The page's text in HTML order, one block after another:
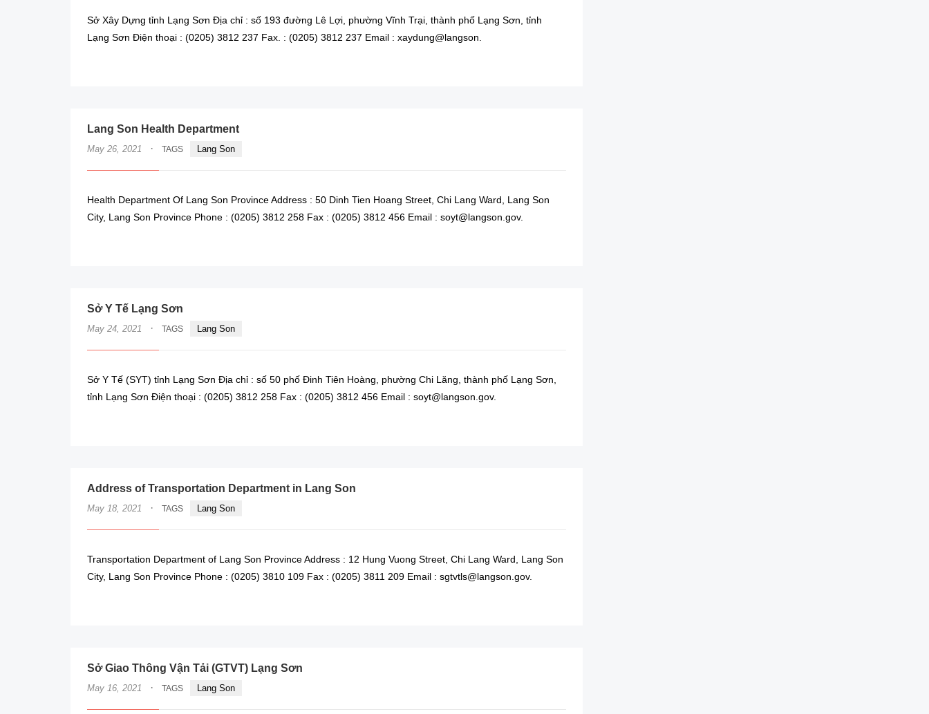
Sở Xây Dựng tỉnh Lạng Sơn Địa chỉ : số 193 đường Lê Lợi, phường Vĩnh Trại, thành phố Lạng Sơn, tỉnh
Lạng Sơn Điện thoại : (0205) 3812 237 Fax. : (0205) 3812 237 Email : xaydung@langson.
Lang Son Health Department
May 26, 2021 · TAGS Lang Son
Health Department Of Lang Son Province Address : 50 Dinh Tien Hoang Street, Chi Lang Ward, Lang Son
City, Lang Son Province Phone : (0205) 3812 258 Fax : (0205) 3812 456 Email : soyt@langson.gov.
Sở Y Tế Lạng Sơn
May 24, 2021 · TAGS Lang Son
Sở Y Tế (SYT) tỉnh Lạng Sơn Địa chỉ : số 50 phố Đinh Tiên Hoàng, phường Chi Lăng, thành phố Lạng Sơn,
tỉnh Lạng Sơn Điện thoại : (0205) 3812 258 Fax : (0205) 3812 456 Email : soyt@langson.gov.
Address of Transportation Department in Lang Son
May 18, 2021 · TAGS Lang Son
Transportation Department of Lang Son Province Address : 12 Hung Vuong Street, Chi Lang Ward, Lang Son
City, Lang Son Province Phone : (0205) 3810 109 Fax : (0205) 3811 209 Email : sgtvtls@langson.gov.
Sở Giao Thông Vận Tải (GTVT) Lạng Sơn
May 16, 2021 · TAGS Lang Son